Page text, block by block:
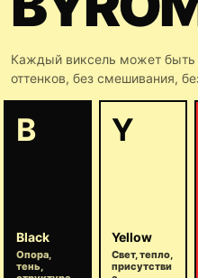
Каждый виксель может быть
оттенков, без смешивания,
B
Black
Опора,
тень,
Y
Yellow
Свет, тепло,
присутстви